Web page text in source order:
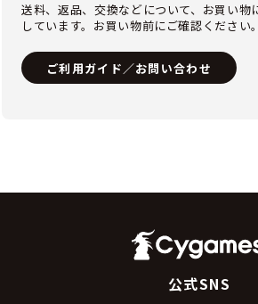
送料、返品、交換などについて、お買い物
しています。お買い物前にご確認ください。
ご利用ガイド／お問い合わせ
公式SNS